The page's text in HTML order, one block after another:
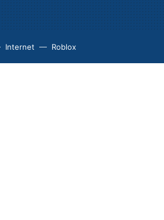
Internet Roblox